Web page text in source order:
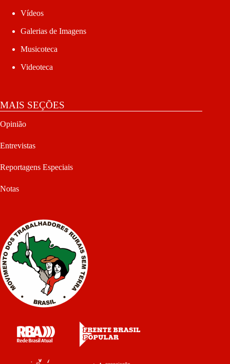
Vídeos
Galerias de Imagens
Musicoteca
Videoteca
MAIS SEÇÕES
Opinião
Entrevistas
Reportagens Especiais
Notas